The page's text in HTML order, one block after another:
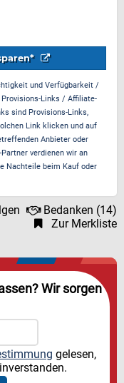
und Verfügbarkeit /
Links / Affiliate-
sind Provisions-Links,
Link klicken und auf
Anbieter oder
verdienen wir an
Nachteile beim Kauf oder
Bedanken (14)
Zur Merkliste
Wir sorgen
gelesen,